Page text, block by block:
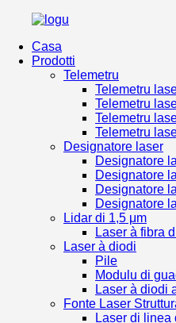
Casa
Prodotti
Telemetru
Telemetru
Telemetru
Telemetru
Telemetru
Designatore laser
Designatore
Designatore
Designatore
Designatore
Lidar di 1,5 μm
Laser à fibra
Laser à diodi
Pile
Modulu di
Laser à diodi
Fonte Laser
Laser di